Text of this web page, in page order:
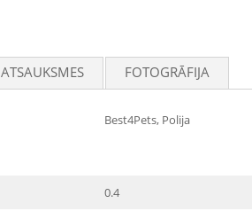
ATSAUKSMES FOTOGRĀFIJA
Best4Pets, Polija
0.4